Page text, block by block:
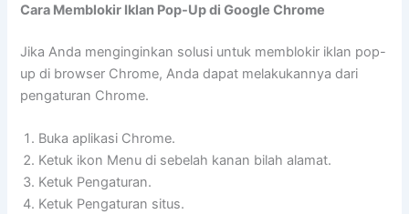
Cara Memblokir Iklan Pop-Up di Google Chrome
Jika Anda menginginkan solusi untuk memblokir iklan pop-
up di browser Chrome, Anda dapat melakukannya dari
pengaturan Chrome.
Buka aplikasi Chrome.
Ketuk ikon Menu di sebelah kanan bilah alamat.
Ketuk Pengaturan.
Ketuk Pengaturan situs.